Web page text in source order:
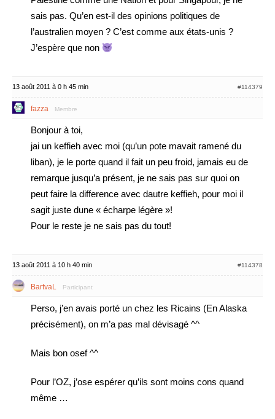
sais pas. Qu’en est-il des opinions politiques de
l’australien moyen ? C’est comme aux états-unis ?
J’espère que non
13 août 2011 à 0 h 45 min #114379
fazza Membre
Bonjour à toi,
jai un keffieh avec moi (qu’un pote mavait ramené du
liban), je le porte quand il fait un peu froid, jamais eu de
remarque jusqu’a présent, je ne sais pas sur quoi on
peut faire la difference avec dautre keffieh, pour moi il
sagit juste dune « écharpe légère »!
Pour le reste je ne sais pas du tout!
13 août 2011 à 10 h 40 min #114378
BartvaL Participant
Perso, j’en avais porté un chez les Ricains (En Alaska
précisément), on m’a pas mal dévisagé ^^
Mais bon osef ^^
Pour l’OZ, j’ose espérer qu’ils sont moins cons quand
même …